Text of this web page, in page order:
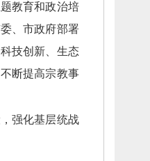
教育和政治培
、市政府部署
科技创新、 生态
不断提高宗教事
强化基层统战